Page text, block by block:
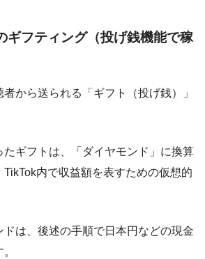
ギフティング（投げ銭機能で稼
から送られる「ギフト（投げ銭）」
たギフトは、「ダイヤモンド」に換算
TikTok内で収益額を表すための仮想的
ドは、後述の手順で日本円などの現金